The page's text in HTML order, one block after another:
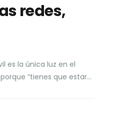
redes,
es la única luz en el
“tienes que estar…